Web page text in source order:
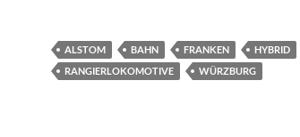
ALSTOM BAHN FRANKEN HYBRID
RANGIERLOKOMOTIVE
WÜRZBURG